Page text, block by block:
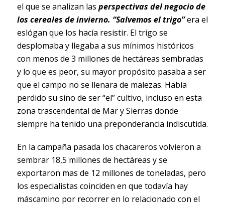
el que se analizan las perspectivas del negocio de
los cereales de invierno. “Salvemos el trigo”era el
eslógan que los hacía resistir. El trigo se
desplomaba y llegaba a sus mínimos históricos
con menos de 3 millones de hectáreas sembradas
y lo que es peor, su mayor propósito pasaba a ser
que el campo no se llenara de malezas. Había
perdido su sino de ser “el” cultivo, incluso en esta
zona trascendental de Mar y Sierras donde
siempre ha tenido una preponderancia indiscutida.
En la campaña pasada los chacareros volvieron a
sembrar 18,5 millones de hectáreas y se
exportaron mas de 12 millones de toneladas, pero
los especialistas coinciden en que todavía hay
máscamino por recorrer en lo relacionado con el